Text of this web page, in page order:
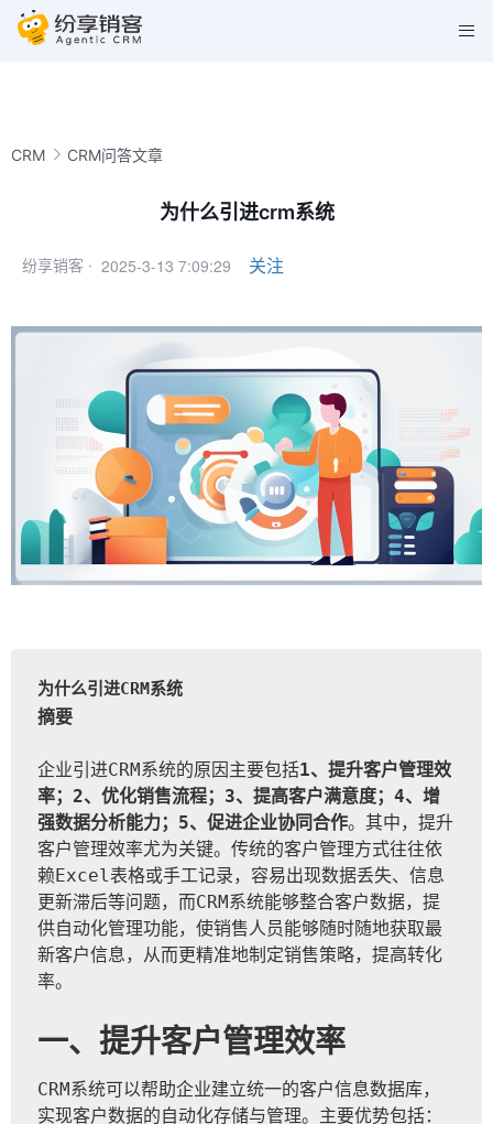
CRM CRM问答文章
为什么引进crm系统
纷享销客 · 2025-3-13 7:09:29 关注
为什么引进CRM系统
摘要
企业引进CRM系统的原因主要包括1、提升客户管理效
率；2、优化销售流程；3、提高客户满意度；4、增
强数据分析能力；5、促进企业协同合作。其中，提升
客户管理效率尤为关键。传统的客户管理方式往往依
赖Excel表格或手工记录，容易出现数据丢失、信息
更新滞后等问题，而CRM系统能够整合客户数据，提
供自动化管理功能，使销售人员能够随时随地获取最
新客户信息，从而更精准地制定销售策略，提高转化
率。
一、提升客户管理效率
CRM系统可以帮助企业建立统一的客户信息数据库，